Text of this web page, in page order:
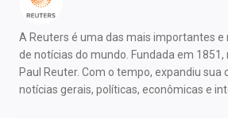
A Reuters é uma das mais importantes e
de notícias do mundo. Fundada em 1851,
Paul Reuter. Com o tempo, expandiu sua
notícias gerais, políticas, econômicas e